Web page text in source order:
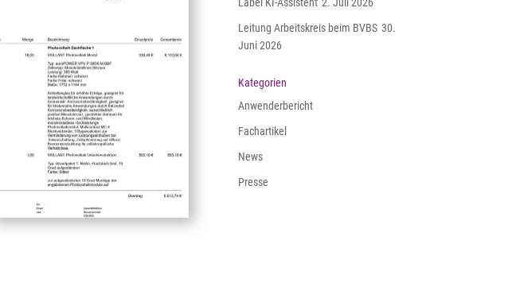
Leitung Arbeitskreis beim BVBS 30.
Juni 2026
Kategorien
Anwenderbericht
Fachartikel
News
Presse